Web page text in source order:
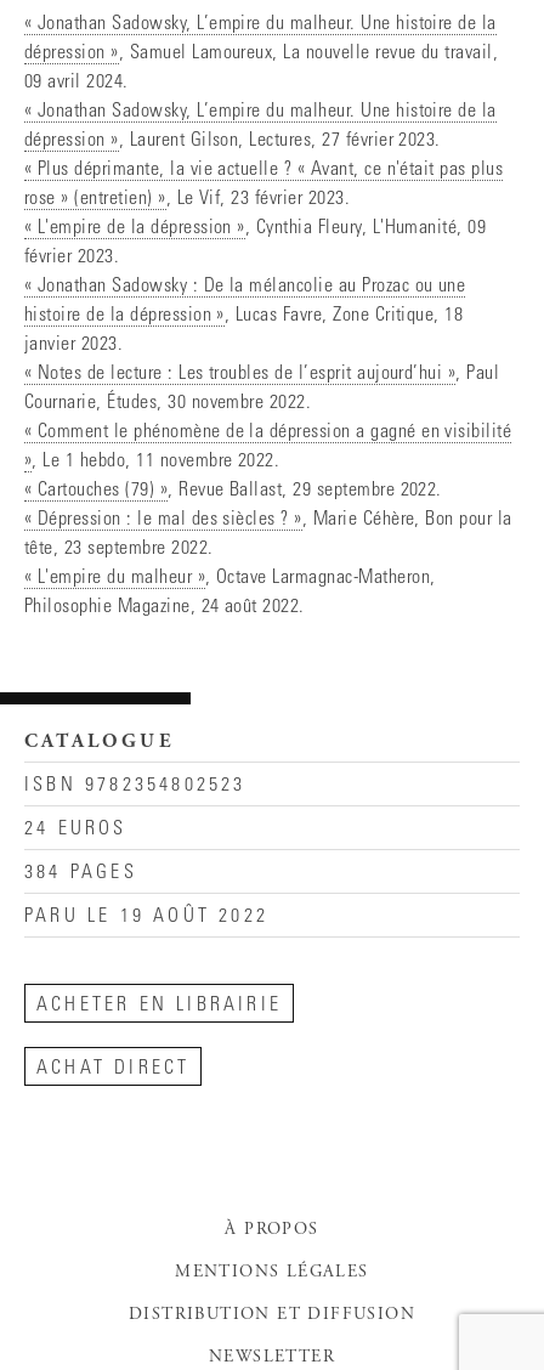
« Jonathan Sadowsky, L’empire du malheur. Une histoire de la
dépression », Samuel Lamoureux, La nouvelle revue du travail,
09 avril 2024.
« Jonathan Sadowsky, L’empire du malheur. Une histoire de la
dépression », Laurent Gilson, Lectures, 27 février 2023.
« Plus déprimante, la vie actuelle ? « Avant, ce n'était pas plus
rose » (entretien) », Le Vif, 23 février 2023.
« L'empire de la dépression », Cynthia Fleury, L'Humanité, 09
février 2023.
« Jonathan Sadowsky : De la mélancolie au Prozac ou une
histoire de la dépression », Lucas Favre, Zone Critique, 18
janvier 2023.
« Notes de lecture : Les troubles de l’esprit aujourd’hui », Paul
Cournarie, Études, 30 novembre 2022.
« Comment le phénomène de la dépression a gagné en visibilité
», Le 1 hebdo, 11 novembre 2022.
« Cartouches (79) », Revue Ballast, 29 septembre 2022.
« Dépression : le mal des siècles ? », Marie Céhère, Bon pour la
tête, 23 septembre 2022.
« L'empire du malheur », Octave Larmagnac-Matheron,
Philosophie Magazine, 24 août 2022.
CATALOGUE
ISBN 9782354802523
24 EUROS
384 PAGES
PARU LE 19 AOÛT 2022
ACHETER EN LIBRAIRIE
ACHAT DIRECT
À PROPOS
MENTIONS LÉGALES
DISTRIBUTION ET DIFFUSION
NEWSLETTER